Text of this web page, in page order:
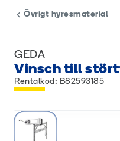
Övrigt hyresmaterial
GEDA
Vinsch till
Rentalkod: B82593185